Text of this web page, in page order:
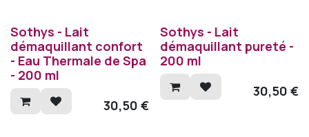
Sothys - Lait
démaquillant confort
- Eau Thermale de Spa
- 200 ml
30,50 €
Sothys - Lait
démaquillant pureté -
200 ml
30,50 €